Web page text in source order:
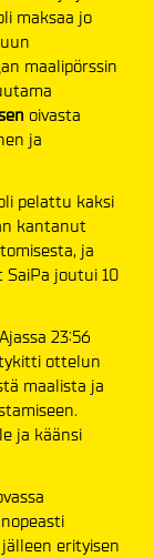
maksaa jo
maalipörssin
oivasta
ja
pelattu kaksi
kantanut
ja
SaiPa joutui 10
23:56
ottelun
maalista ja
ja käänsi
erityisen